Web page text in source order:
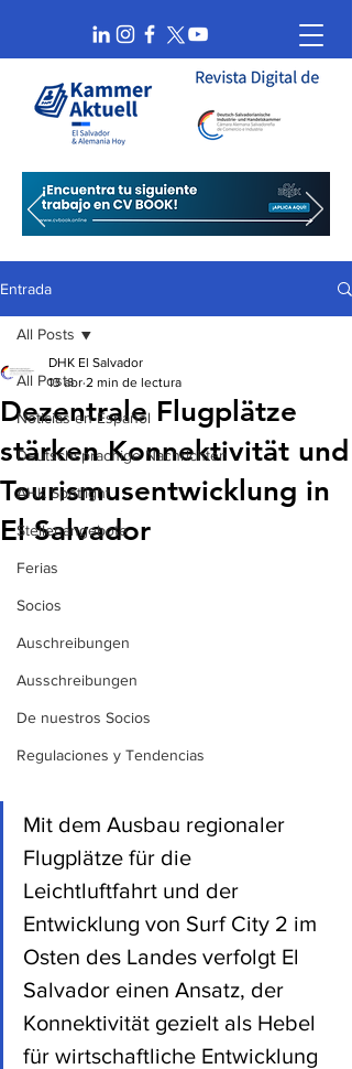
Entrada
All Posts
Noticias en Español
Deutschsprachige Nachrichten
AHK Spotlight
Stellenangebote
Ferias
Socios
Auschreibungen
Ausschreibungen
De nuestros Socios
Regulaciones y Tendencias
All Posts
Dezentrale Flugplätze
stärken Konnektivität und
Tourismusentwicklung in
El Salvador
DHK El Salvador
13 abr 2 min de lectura
Mit dem Ausbau regionaler
Flugplätze für die
Leichtluftfahrt und der
Entwicklung von Surf City 2 im
Osten des Landes verfolgt El
Salvador einen Ansatz, der
Konnektivität gezielt als Hebel
für wirtschaftliche Entwicklung